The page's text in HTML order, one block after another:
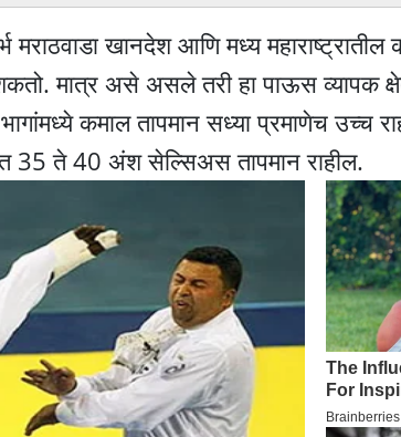
मराठवाडा खानदेश आणि मध्य महाराष्ट्रातील
मात्र असे असले तरी हा पाऊस व्यापक
कमाल तापमान सध्या प्रमाणेच उच्च
35 ते 40 अंश सेल्सिअस तापमान राहील.